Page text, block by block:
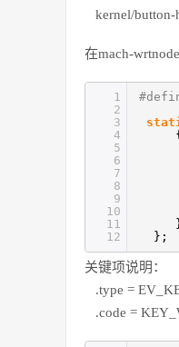
kernel/button-
在mach-
1
2
3
4
5
6
7
8
9
10
11
12
{
};
关键项说明：
.type =
.code =